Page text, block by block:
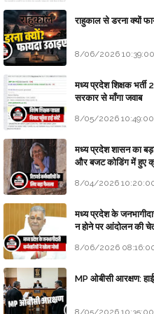
राहुकाल से डरना क्यों
8/06/2026
मध्य प्रदेश शिक्षक भर्ती
सरकार से माँगा जवाब
8/05/2026 10:49:00
मध्य प्रदेश शासन का
और बजट कोडिंग में हुए
8/04/2026
मध्य प्रदेश के
न होने पर आंदोलन की
8/06/2026
MP ओबीसी आरक्षण:
8/05/2026 10:35:00